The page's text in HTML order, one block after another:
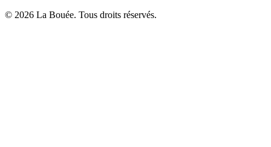
© 2026 La Bouée. Tous droits réservés.